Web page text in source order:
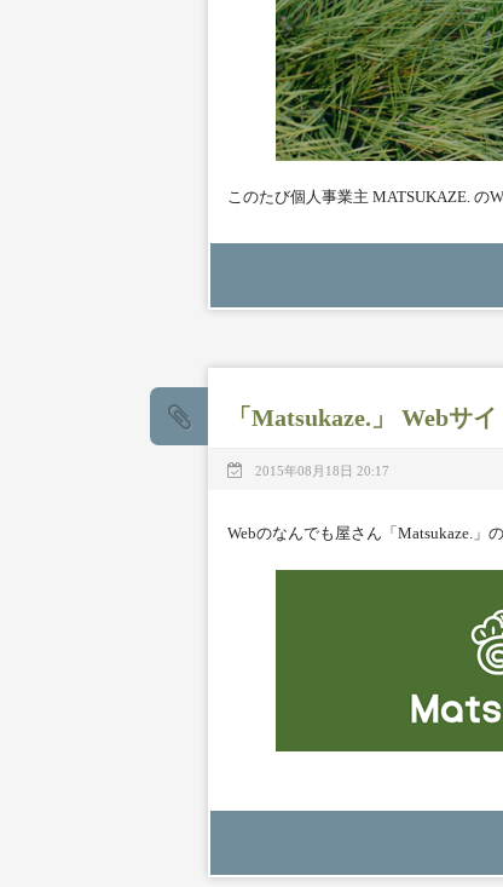
このたび個人事業主 MATSUKAZE. の
「Matsukaze.」 Webサ
2015年08月18日 20:17
Webのなんでも屋さん「Matsukaze.」